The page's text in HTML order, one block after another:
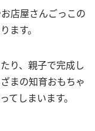
店屋さんごっこの
ます。
り、親子で完成し
まの知育おもちゃ
てしまいます。